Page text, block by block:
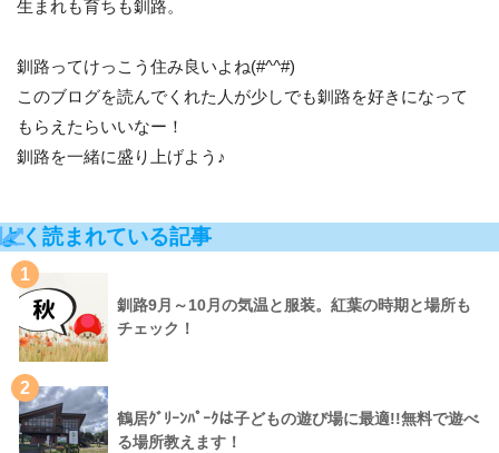
生まれも育ちも釧路。
釧路ってけっこう住み良いよね(#^^#)
このブログを読んでくれた人が少しでも釧路を好きになって
もらえたらいいなー！
釧路を一緒に盛り上げよう♪
よく読まれている記事
1
釧路9月～10月の気温と服装。紅葉の時期と場所も
チェック！
2
鶴居ｸﾞﾘｰﾝﾊﾟｰｸは子どもの遊び場に最適!!無料で遊べ
る場所教えます！